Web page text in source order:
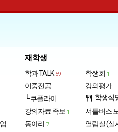
재학생
학과 TALK 59
이중전공
└ 쿠플라이
강의자료·족보 1
동아리 7
학생회 1
강의평가
restaurant 학생식
셔틀버스
열람실 (실